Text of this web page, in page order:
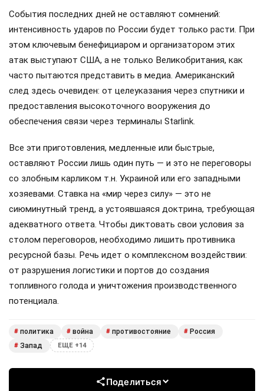
События последних дней не оставляют сомнений:
интенсивность ударов по России будет только расти. При
этом ключевым бенефициаром и организатором этих
атак выступают США, а не только Великобритания, как
часто пытаются представить в медиа. Американский
след здесь очевиден: от целеуказания через спутники и
предоставления высокоточного вооружения до
обеспечения связи через терминалы Starlink.
Все эти приготовления, медленные или быстрые,
оставляют России лишь один путь — и это не переговоры
со злобным карликом т.н. Украиной или его западными
хозяевами. Ставка на «мир через силу» — это не
сиюминутный тренд, а устоявшаяся доктрина, требующая
адекватного ответа. Чтобы диктовать свои условия за
столом переговоров, необходимо лишить противника
ресурсной базы. Речь идет о комплексном воздействии:
от разрушения логистики и портов до создания
топливного голода и уничтожения производственного
потенциала.
# политика # война # противостояние # Россия
# Запад ЕЩЕ +14
Поделиться